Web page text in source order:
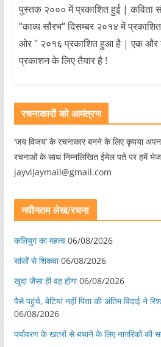
पुस्तक २००० में प्रकाशित हुई | कविता
“काव्य सौरभ“ दिसम्बर २०१४ में
ओर " २०१६ प्रकाशित हुआ है | एक और
प्रकाशन के लिए तैयार है !
रचनाकारों को आमंत्रण
‘जय विजय’ के रचनाकार बनने के लिए कृपया
रचनाओं के साथ निम्नलिखित ईमेल पते पर हमें
jayvijaymail@gmail.com
नवीनतम लेख/रचना
कलियुग का महत्व 06/08/2026
सांसों से शिकवा 06/08/2026
खुदा जैसा ही वह होगा 06/08/2026
पैसे पहुंचे, बेटियां नहीं पिता की अंतिम विदाई ने
06/08/2026
पर्यावरण के खतरों से बचाने के लिए नागरिकों की